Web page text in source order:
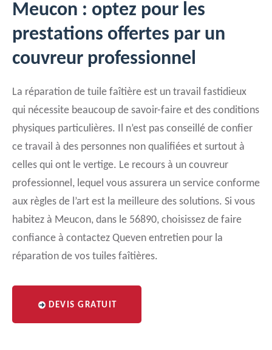
Meucon : optez pour les
prestations offertes par un
couvreur professionnel
La réparation de tuile faîtière est un travail fastidieux
qui nécessite beaucoup de savoir-faire et des conditions
physiques particulières. Il n’est pas conseillé de confier
ce travail à des personnes non qualifiées et surtout à
celles qui ont le vertige. Le recours à un couvreur
professionnel, lequel vous assurera un service conforme
aux règles de l’art est la meilleure des solutions. Si vous
habitez à Meucon, dans le 56890, choisissez de faire
confiance à contactez Queven entretien pour la
réparation de vos tuiles faîtières.
DEVIS GRATUIT